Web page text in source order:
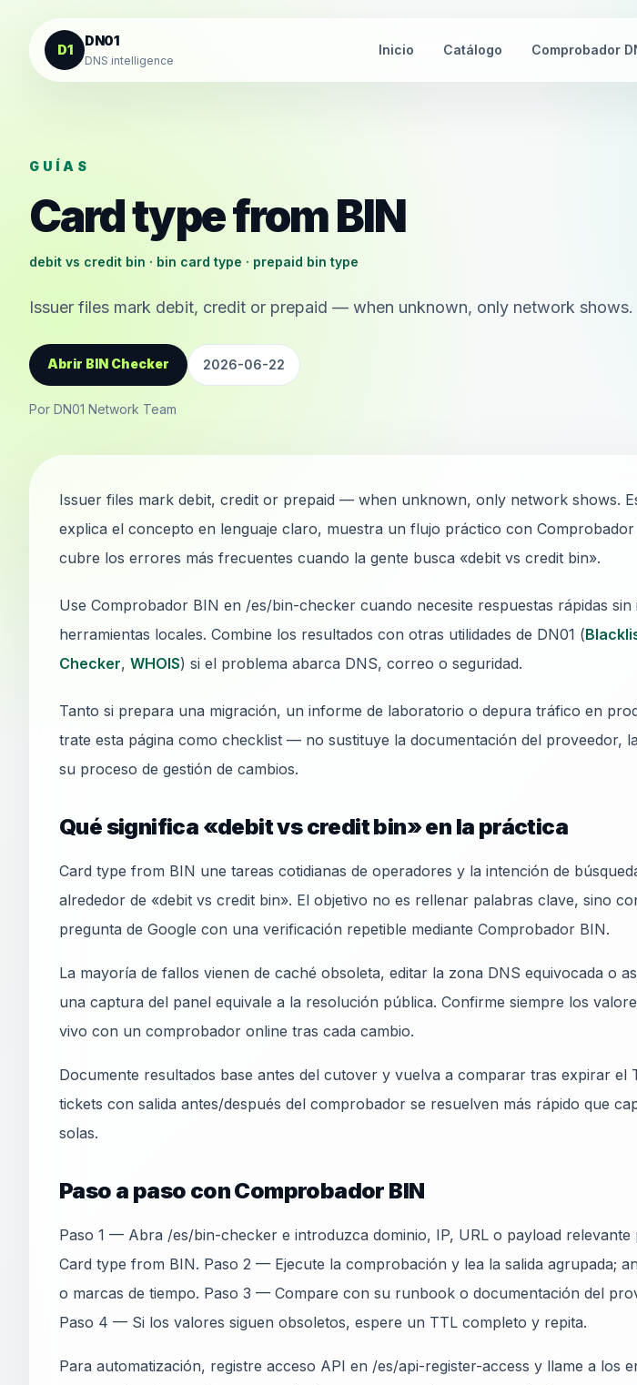
Saltar al contenido
D1
DN01
DNS intelligence
Inicio Catálogo Comprobador
GUÍAS
Card type from BIN
debit vs credit bin · bin card type · prepaid bin type
Issuer files mark debit, credit or prepaid — when unknown, only network shows.
Abrir BIN Checker 2026-06-22
Por DN01 Network Team
Issuer files mark debit, credit or prepaid — when unknown, only network shows.
explica el concepto en lenguaje claro, muestra un flujo práctico con
cubre los errores más frecuentes cuando la gente busca «debit vs credit bin».
Use Comprobador BIN en /es/bin-checker cuando necesite respuestas rápidas sin
herramientas locales. Combine los resultados con otras utilidades de DN01 (
Checker, WHOIS) si el problema abarca DNS, correo o seguridad.
Tanto si prepara una migración, un informe de laboratorio o depura tráfico en
trate esta página como checklist — no sustituye la documentación del proveedor,
su proceso de gestión de cambios.
Qué significa «debit vs credit bin» en la práctica
Card type from BIN une tareas cotidianas de operadores y la intención de
alrededor de «debit vs credit bin». El objetivo no es rellenar palabras clave, sino
pregunta de Google con una verificación repetible mediante Comprobador BIN.
La mayoría de fallos vienen de caché obsoleta, editar la zona DNS equivocada o
una captura del panel equivale a la resolución pública. Confirme siempre los
vivo con un comprobador online tras cada cambio.
Documente resultados base antes del cutover y vuelva a comparar tras expirar el
tickets con salida antes/después del comprobador se resuelven más rápido que
solas.
Paso a paso con Comprobador BIN
Paso 1 — Abra /es/bin-checker e introduzca dominio, IP, URL o payload relevante
Card type from BIN. Paso 2 — Ejecute la comprobación y lea la salida agrupada;
o marcas de tiempo. Paso 3 — Compare con su runbook o documentación del
Paso 4 — Si los valores siguen obsoletos, espere un TTL completo y repita.
Para automatización, registre acceso API en /es/api-register-access y llame a los